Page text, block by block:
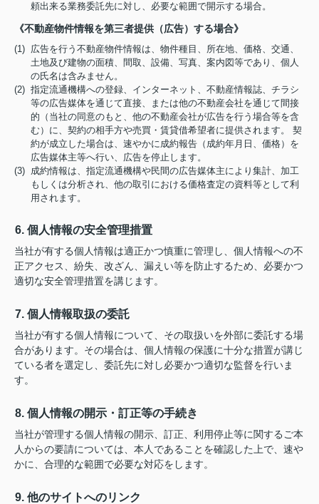
頼出来る業務委託先に対し、必要な範囲で開示する場合。
《不動産物件情報を第三者提供（広告）する場合》
(1) 広告を行う不動産物件情報は、物件種目、所在地、価格、交通、
土地及び建物の面積、間取、設備、写真、案内図等であり、個人
の氏名は含みません。
(2) 指定流通機構への登録、インターネット、不動産情報誌、チラシ
等の広告媒体を通じて直接、または他の不動産会社を通じて間接
的（当社の同意のもと、他の不動産会社が広告を行う場合等を含
む）に、契約の相手方や売買・賃貸借希望者に提供されます。 契
約が成立した場合は、速やかに成約報告（成約年月日、価格）を
広告媒体主等へ行い、広告を停止します。
(3) 成約情報は、指定流通機構や民間の広告媒体主により集計、加工
もしくは分析され、他の取引における価格査定の資料等として利
用されます。
6. 個人情報の安全管理措置
当社が有する個人情報は適正かつ慎重に管理し、個人情報への不
正アクセス、紛失、改ざん、漏えい等を防止するため、必要かつ
適切な安全管理措置を講じます。
7. 個人情報取扱の委託
当社が有する個人情報について、その取扱いを外部に委託する場
合があります。その場合は、個人情報の保護に十分な措置が講じ
ている者を選定し、委託先に対し必要かつ適切な監督を行いま
す。
8. 個人情報の開示・訂正等の手続き
当社が管理する個人情報の開示、訂正、利用停止等に関するご本
人からの要請については、本人であることを確認した上で、速や
かに、合理的な範囲で必要な対応をします。
9. 他のサイトへのリンク